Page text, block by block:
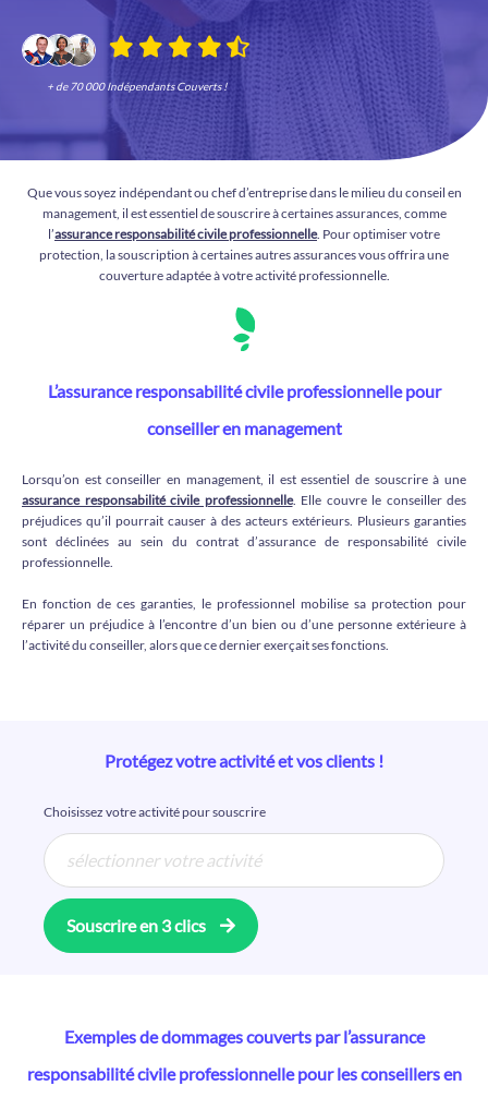
+ de 70 000 Indépendants Couverts !
Que vous soyez indépendant ou chef d’entreprise dans le milieu du conseil en
management, il est essentiel de souscrire à certaines assurances, comme
l’assurance responsabilité civile professionnelle. Pour optimiser votre
protection, la souscription à certaines autres assurances vous offrira une
couverture adaptée à votre activité professionnelle.
L’assurance responsabilité civile professionnelle pour
conseiller en management
Lorsqu’on est conseiller en management, il est essentiel de souscrire à une
assurance responsabilité civile professionnelle. Elle couvre le conseiller des
préjudices qu’il pourrait causer à des acteurs extérieurs. Plusieurs garanties
sont déclinées au sein du contrat d’assurance de responsabilité civile
professionnelle.
En fonction de ces garanties, le professionnel mobilise sa protection pour
réparer un préjudice à l’encontre d’un bien ou d’une personne extérieure à
l’activité du conseiller, alors que ce dernier exerçait ses fonctions.
Protégez votre activité et vos clients !
Choisissez votre activité pour souscrire
Souscrire en 3 clics
Exemples de dommages couverts par l’assurance
responsabilité civile professionnelle pour les conseillers en